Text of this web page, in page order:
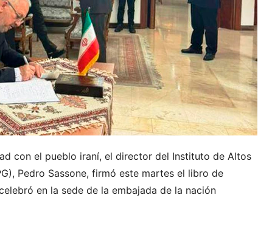
con el pueblo iraní, el director del Instituto de Altos
Pedro Sassone, firmó este martes el libro de
en la sede de la embajada de la nación